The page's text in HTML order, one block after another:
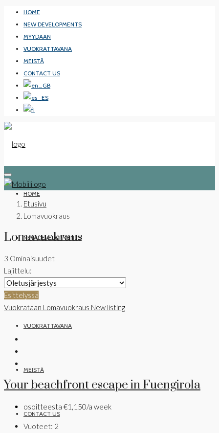
HOME
NEW DEVELOPMENTS
MYYDÄÄN
VUOKRATTAVANA
MEISTÄ
CONTACT US
HOME
NEW DEVELOPMENTS
MYYDÄÄN
VUOKRATTAVANA
MEISTÄ
CONTACT US
Etusivu
Lomavuokraus
Lomavuokraus
3 Ominaisuudet
Lajittelu:
Esittelyssä
Vuokrataan Lomavuokraus New listing
Your beachfront escape in Fuengirola
osoitteesta €1,150/a week
Vuoteet: 2